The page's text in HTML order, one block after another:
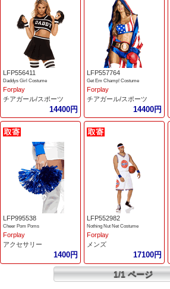
LFP556411
Daddys Girl Costume
Forplay
チアガール/スポーツ
14400円
LFP557764
Get Em Champ! Costume
Forplay
チアガール/スポーツ
14400円
LFP995538
Cheer Pom Poms
Forplay
アクセサリー
1400円
LFP552982
Nothing Nut Net Costume
Forplay
メンズ
17100円
1/1 ページ